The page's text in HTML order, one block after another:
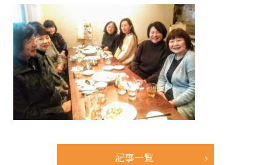
記事一覧